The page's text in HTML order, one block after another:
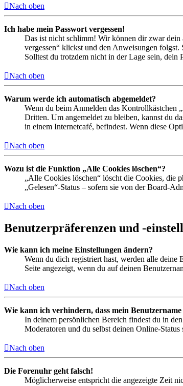
Nach oben
Ich habe mein Passwort vergessen!
Das ist nicht schlimm! Wir können dir zwar dein
vergessen“ klickst und den Anweisungen
Solltest du trotzdem nicht in der Lage sein,
Nach oben
Warum werde ich automatisch abgemeldet?
Wenn du beim Anmelden das Kontrollkästchen
Dritten. Um angemeldet zu bleiben, kannst du
in einem Internetcafé, befindest. Wenn diese
Nach oben
Wozu ist die Funktion „Alle Cookies löschen“?
„Alle Cookies löschen“ löscht die Cookies, die
„Gelesen“-Status – sofern sie von der Board-
Nach oben
Benutzerpräferenzen und -
Wie kann ich meine Einstellungen ändern?
Wenn du dich registriert hast, werden alle deine
Seite angezeigt, wenn du auf deinen
Nach oben
Wie kann ich verhindern, dass mein
In deinem persönlichen Bereich findest du in
Moderatoren und du selbst deinen Online-
Nach oben
Die Forenuhr geht falsch!
Möglicherweise entspricht die angezeigte Zeit